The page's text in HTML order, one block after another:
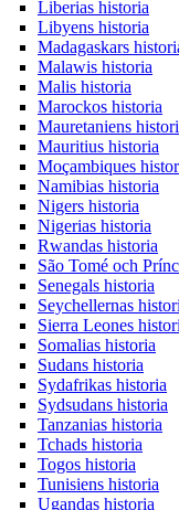
Liberias historia
Libyens historia
Madagaskars
Malawis historia
Malis historia
Marockos historia
Mauretaniens
Mauritius historia
Moçambiques
Namibias historia
Nigers historia
Nigerias historia
Rwandas historia
São Tomé och
Senegals historia
Seychellernas
Sierra Leones
Somalias historia
Sudans historia
Sydafrikas historia
Sydsudans historia
Tanzanias historia
Tchads historia
Togos historia
Tunisiens historia
Ugandas historia